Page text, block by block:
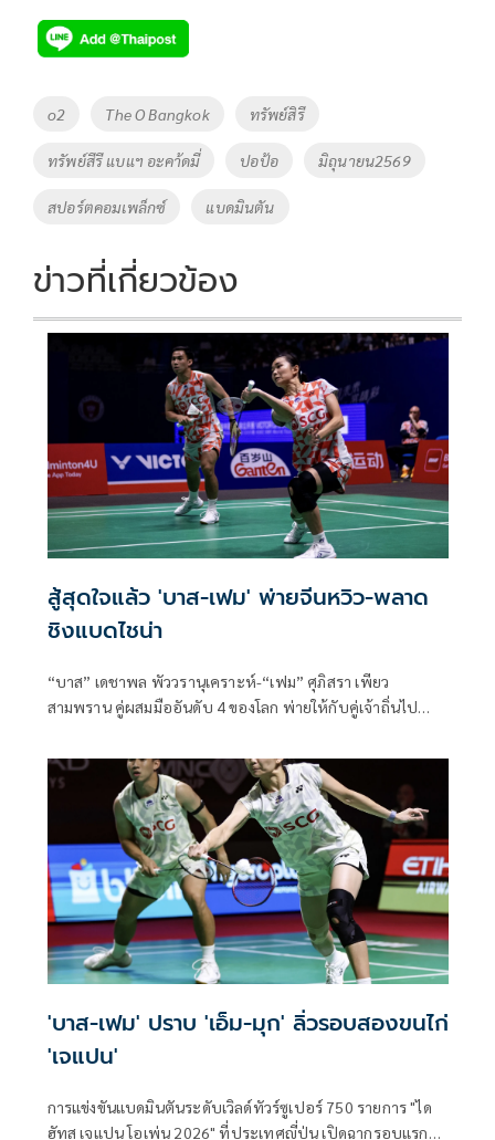
e
b
o
k
tt
er
p
y
Li
n
k
Tags
o2 The O Bangkok ทรัพย์สิรี
ทรัพย์สีรี แบแฯ อะคา้ดมี่ ปอป้อ มิถุนายน2569
สปอร์ตคอมเพล็กซ์ แบดมินตัน
ข่าวที่เกี่ยวข้อง
สู้สุดใจแล้ว 'บาส-เฟม' พ่ายจีนหวิว-พลาด
ชิงแบดไชน่า
“บาส” เดชาพล พัววรานุเคราะห์-“เฟม” ศุภิสรา เพียว
สามพราน คู่ผสมมืออันดับ 4 ของโลก พ่ายให้กับคู่เจ้าถิ่นไป
น่า โอ
'บาส-เฟม' ปราบ 'เอ็ม-มุก' ลิ่วรอบสองขนไก่
'เจแปน'
การแข่งขันแบดมินตันระดับเวิลด์ทัวร์ซูเปอร์ 750 รายการ "ได
ฮัทสุ เจแปน โอเพ่น 2026" ที่ประเทศญี่ปุ่น เปิดฉากรอบแรก